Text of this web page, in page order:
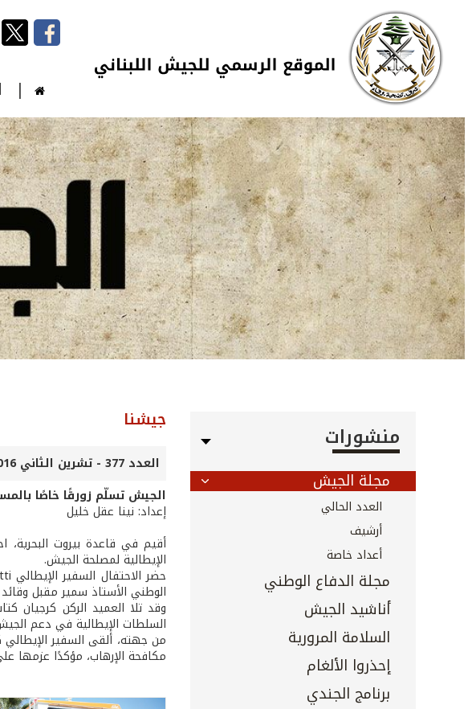
تجاوز إلى المحتوى الرئيسي
Skip to navigation
منشورات
مجلة الجيش
العدد الحالي
أرشيف
أعداد خاصة
مجلة الدفاع الوطني
أناشيد الجيش
السلامة المرورية
إحذروا الألغام
برنامج الجندي
جيشنا
العدد 377 - تشرين الثاني 2016
الجيش تسلّم زورقًا خاصًا
إعداد: نينا عقل خليل
أقيم في قاعدة بيروت
الإيطالية لمصلحة الجيش.
الوطني الأستاذ سمير مقبل
السلطات الإيطالية في دعم
من جهته، ألقى السفير الإيطالي
مكافحة الإرهاب، مؤكدًا عزمها